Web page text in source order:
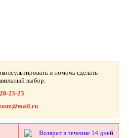
и помочь сделать
выбор:
23-23
Возврат в течение 14 дней